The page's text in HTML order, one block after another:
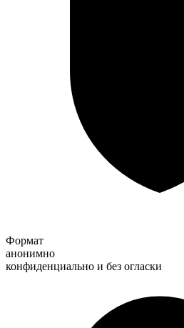
Формат
анонимно
конфиденциально и без огласки